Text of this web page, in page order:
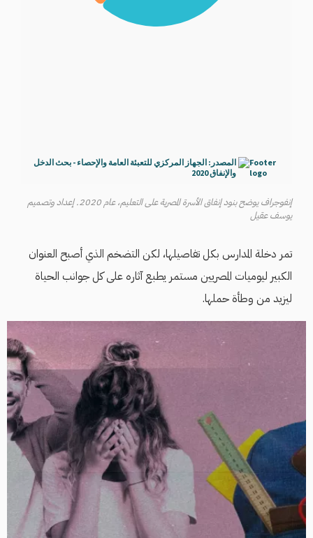
إنفوجراف يوضح بنود إنفاق الأسرة المصرية على التعليم، عام 2020. إعداد وتصميم
يوسف عقيل
تمر دخلة المدارس بكل تفاصيلها، لكن التضخم الذي أصبح العنوان
الكبير ليوميات المصريين مستمر يطبع آثاره على كل جوانب الحياة
ليزيد من وطأة حملها.